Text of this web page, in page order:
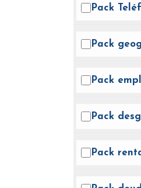
Pack
Pack
Pack
Pack
Pack